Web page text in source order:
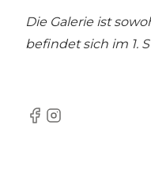
Die Galerie ist
befindet sich im 1.
Facebook
Instagram